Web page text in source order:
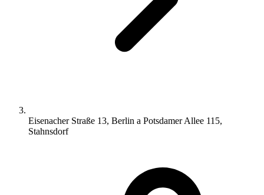
Eisenacher Straße 13, Berlin a Potsdamer Allee 115,
Stahnsdorf